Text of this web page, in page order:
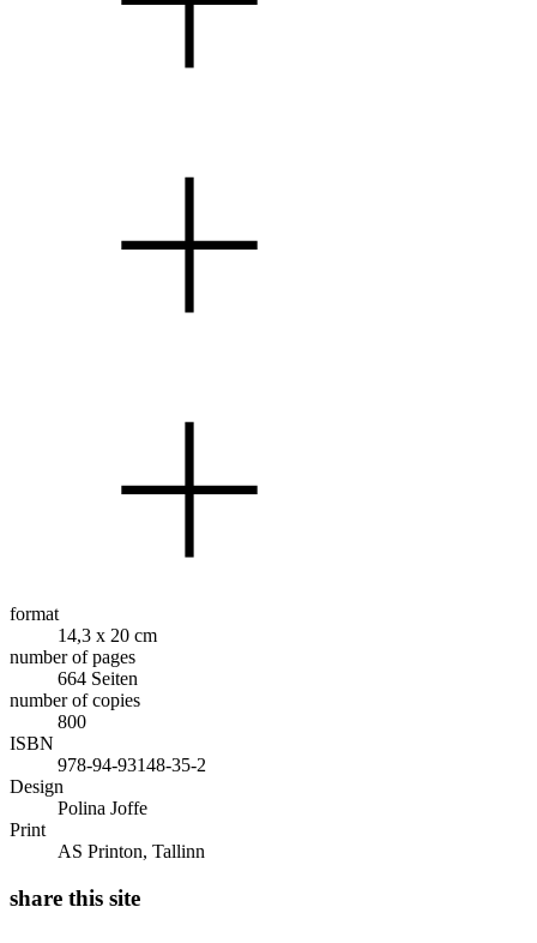
format
14,3 x 20 cm
number of pages
664 Seiten
number of copies
800
ISBN
978-94-93148-35-2
Design
Polina Joffe
Print
AS Printon, Tallinn
share this site